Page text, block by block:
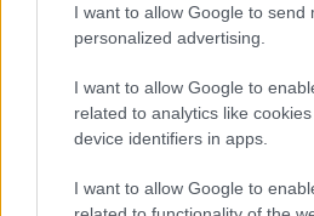
I want to allow Google to send
personalized advertising.
I want to allow Google to
related to analytics like
device identifiers in apps.
I want to allow Google to